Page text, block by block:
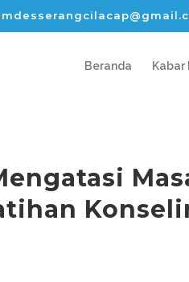
Beranda Kabar